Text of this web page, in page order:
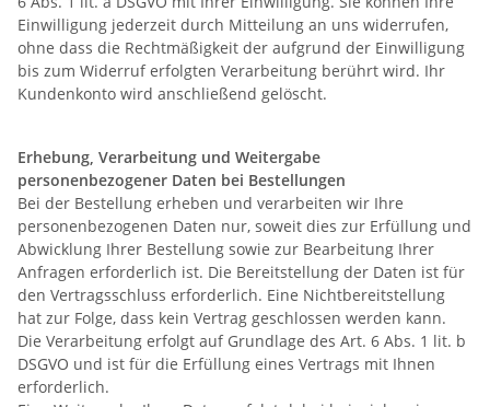
Einwilligung jederzeit durch Mitteilung an uns widerrufen,
ohne dass die Rechtmäßigkeit der aufgrund der Einwilligung
bis zum Widerruf erfolgten Verarbeitung berührt wird. Ihr
Kundenkonto wird anschließend gelöscht.
Erhebung, Verarbeitung und Weitergabe
personenbezogener Daten bei Bestellungen
Bei der Bestellung erheben und verarbeiten wir Ihre
personenbezogenen Daten nur, soweit dies zur Erfüllung und
Abwicklung Ihrer Bestellung sowie zur Bearbeitung Ihrer
Anfragen erforderlich ist. Die Bereitstellung der Daten ist für
den Vertragsschluss erforderlich. Eine Nichtbereitstellung
hat zur Folge, dass kein Vertrag geschlossen werden kann.
Die Verarbeitung erfolgt auf Grundlage des Art. 6 Abs. 1 lit. b
DSGVO und ist für die Erfüllung eines Vertrags mit Ihnen
erforderlich.